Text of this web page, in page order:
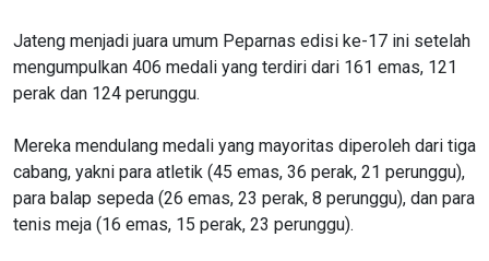
Jateng menjadi juara umum Peparnas edisi ke-17 ini setelah
mengumpulkan 406 medali yang terdiri dari 161 emas, 121
perak dan 124 perunggu.
Mereka mendulang medali yang mayoritas diperoleh dari tiga
cabang, yakni para atletik (45 emas, 36 perak, 21 perunggu),
para balap sepeda (26 emas, 23 perak, 8 perunggu), dan para
tenis meja (16 emas, 15 perak, 23 perunggu).